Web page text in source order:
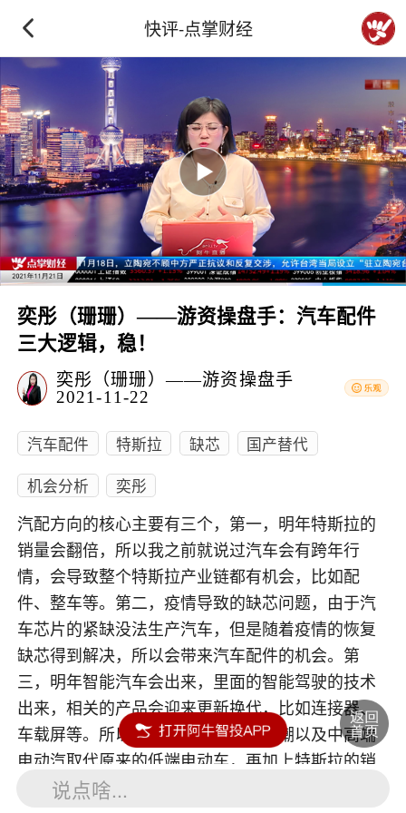
快评-点掌财经
奕彤（珊珊）——游资操盘手：汽车配件
三大逻辑，稳！
奕彤（珊珊）——游资操盘手
2021-11-22
汽车配件 特斯拉 缺芯
国产替代
机会分析
奕彤
汽配方向的核心主要有三个，第一，明年特斯拉的
销量会翻倍，所以我之前就说过汽车会有跨年行
情，会导致整个特斯拉产业链都有机会，比如配
件、整车等。第二，疫情导致的缺芯问题，由于汽
车芯片的紧缺没法生产汽车，但是随着疫情的恢复
缺芯得到解决，所以会带来汽车配件的机会。第
三，明年智能汽车会出来，里面的智能驾驶的技术
出来，相关的产品会迎来更新换代，比如连接器、
车载屏等。所以明年国产替代的大浪潮以及中高端
电动汽取代原来的低端电动车，再加上特斯拉的销
量翻倍，都是汽车配件上涨的大逻辑。
说点啥...